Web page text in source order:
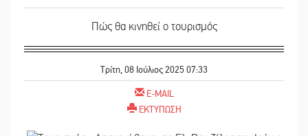
Πώς θα κινηθεί ο τουρισμός
Τρίτη, 08 Ιούλιος 2025 07:33
E-MAIL
ΕΚΤΥΠΩΣΗ